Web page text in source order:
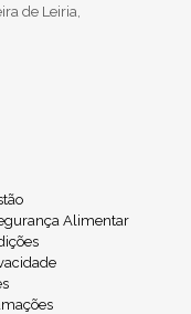
de Leiria,
Alimentar